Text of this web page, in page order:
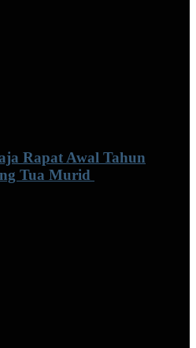
Rapat Awal Tahun
Tua Murid